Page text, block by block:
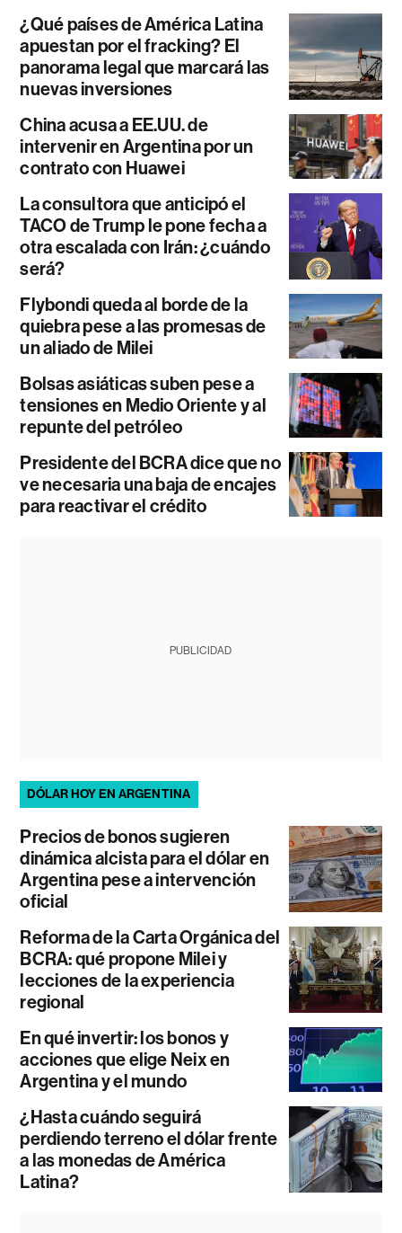
¿Qué países de América Latina
apuestan por el fracking? El
panorama legal que marcará las
nuevas inversiones
China acusa a EE.UU. de
intervenir en Argentina por un
contrato con Huawei
La consultora que anticipó el
TACO de Trump le pone fecha a
otra escalada con Irán: ¿cuándo
será?
Flybondi queda al borde de la
quiebra pese a las promesas de
un aliado de Milei
Bolsas asiáticas suben pese a
tensiones en Medio Oriente y al
repunte del petróleo
Presidente del BCRA dice que no
ve necesaria una baja de encajes
para reactivar el crédito
PUBLICIDAD
DÓLAR HOY EN ARGENTINA
Precios de bonos sugieren
dinámica alcista para el dólar en
Argentina pese a intervención
oficial
Reforma de la Carta Orgánica del
BCRA: qué propone Milei y
lecciones de la experiencia
regional
En qué invertir: los bonos y
acciones que elige Neix en
Argentina y el mundo
¿Hasta cuándo seguirá
perdiendo terreno el dólar frente
a las monedas de América
Latina?